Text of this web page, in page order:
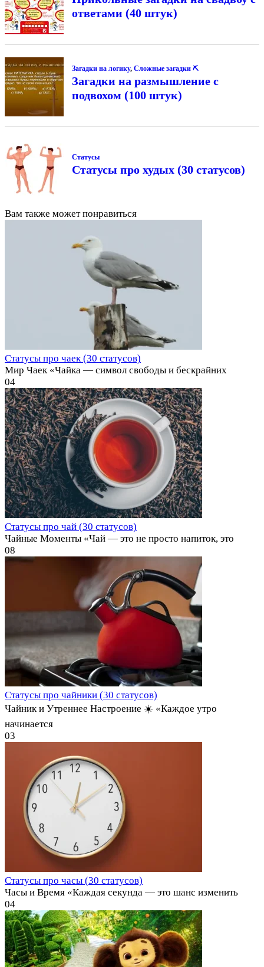
ответами (40 штук)
Загадки на логику, Сложные загадки ⛏
Загадки на размышление с
подвохом (100 штук)
Статусы
Статусы про худых (30 статусов)
Вам также может понравиться
Статусы про чаек (30 статусов)
Мир Чаек «Чайка — символ свободы и бескрайних
04
Статусы про чай (30 статусов)
Чайные Моменты «Чай — это не просто напиток, это
08
Статусы про чайники (30 статусов)
Чайник и Утреннее Настроение ☀️ «Каждое утро
начинается
03
Статусы про часы (30 статусов)
Часы и Время «Каждая секунда — это шанс изменить
04